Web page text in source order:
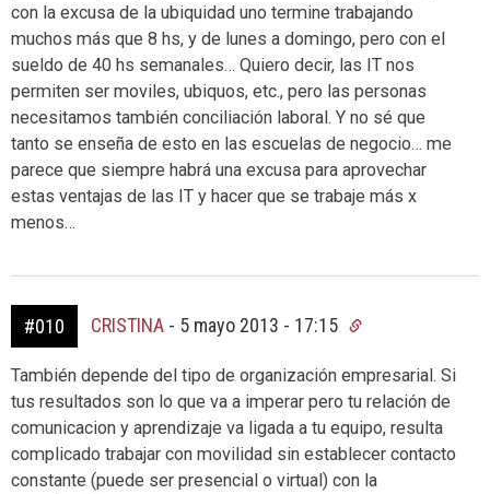
con la excusa de la ubiquidad uno termine trabajando
muchos más que 8 hs, y de lunes a domingo, pero con el
sueldo de 40 hs semanales… Quiero decir, las IT nos
permiten ser moviles, ubiquos, etc., pero las personas
necesitamos también conciliación laboral. Y no sé que
tanto se enseña de esto en las escuelas de negocio… me
parece que siempre habrá una excusa para aprovechar
estas ventajas de las IT y hacer que se trabaje más x
menos…
#010 CRISTINA - 5 mayo 2013 - 17:15
También depende del tipo de organización empresarial. Si
tus resultados son lo que va a imperar pero tu relación de
comunicacion y aprendizaje va ligada a tu equipo, resulta
complicado trabajar con movilidad sin establecer contacto
constante (puede ser presencial o virtual) con la